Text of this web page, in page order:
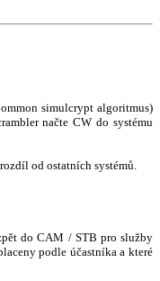
simulcrypt algoritmus)
načte CW do systému
od ostatních systémů.
do CAM / STB pro služby
podle účastníka a které